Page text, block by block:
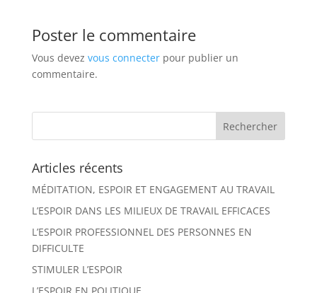
Poster le commentaire
Vous devez vous connecterpour publier un
commentaire.
Articles récents
MÉDITATION, ESPOIR ET ENGAGEMENT AU TRAVAIL
L’ESPOIR DANS LES MILIEUX DE TRAVAIL EFFICACES
L’ESPOIR PROFESSIONNEL DES PERSONNES EN
DIFFICULTE
STIMULER L’ESPOIR